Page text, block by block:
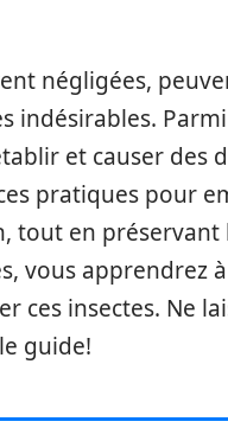
négligées,
indésirables.
et causer des
pratiques pour
tout en préservant
vous apprendrez
ces insectes. Ne
guide!